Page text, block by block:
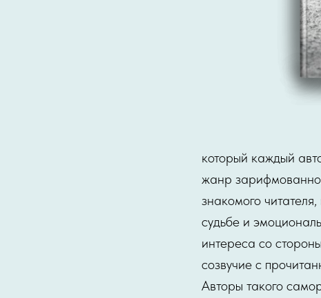
который каждый
жанр
знакомого
судьбе и
интереса со
созвучие с
Авторы такого